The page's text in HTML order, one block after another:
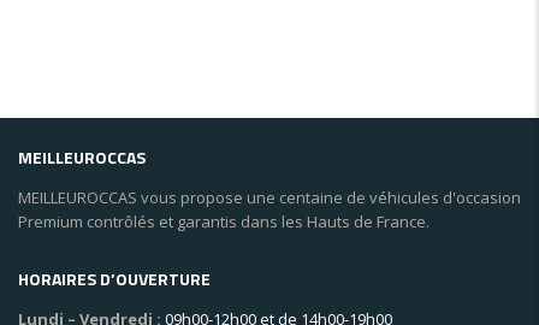
MEILLEUROCCAS
MEILLEUROCCAS vous propose une centaine de véhicules d'occasion
Premium contrôlés et garantis dans les Hauts de France.
HORAIRES D’OUVERTURE
Lundi – Vendredi : 09h00-12h00 et de 14h00-19h00